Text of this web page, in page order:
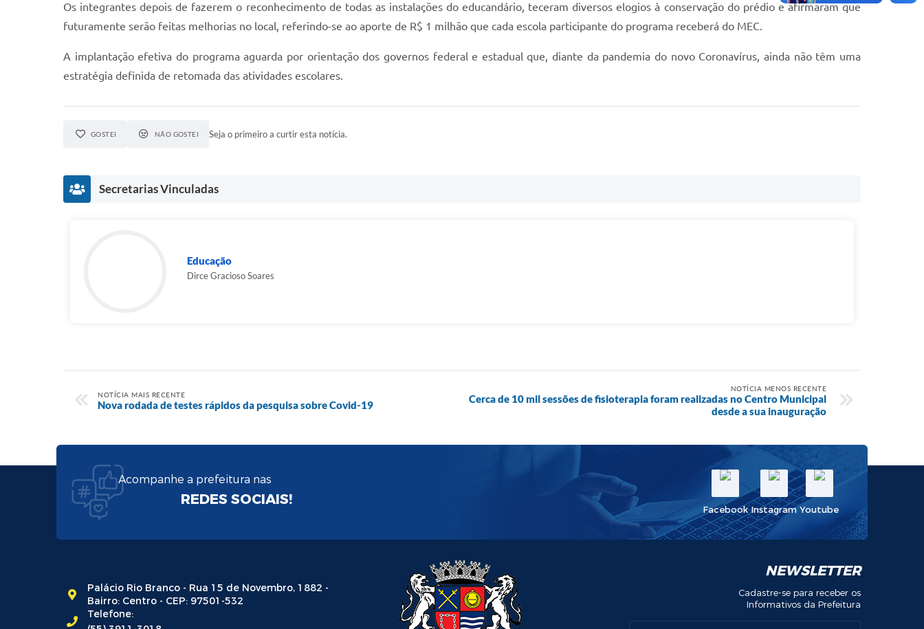
Os integrantes depois de fazerem o reconhecimento de todas as instalações do educandário, teceram diversos elogios à conservação do prédio e afirmaram que
futuramente serão feitas melhorias no local, referindo-se ao aporte de R$ 1 milhão que cada escola participante do programa receberá do MEC.
A implantação efetiva do programa aguarda por orientação dos governos federal e estadual que, diante da pandemia do novo Coronavírus, ainda não têm uma
estratégia definida de retomada das atividades escolares.
GOSTEI NÃO GOSTEI Seja o primeiro a curtir esta notícia.
Secretarias Vinculadas
Educação
Dirce Gracioso Soares
NOTÍCIA MAIS RECENTE
Nova rodada de testes rápidos da pesquisa sobre Covid-19
NOTÍCIA MENOS RECENTE
Cerca de 10 mil sessões de fisioterapia foram realizadas no Centro Municipal
desde a sua inauguração
Acompanhe a prefeitura nas
REDES SOCIAIS!
Facebook Instagram Youtube
Palácio Rio Branco - Rua 15 de Novembro, 1882 -
Bairro: Centro - CEP: 97501-532
Telefone:
NEWSLETTER
Cadastre-se para receber os
Informativos da Prefeitura